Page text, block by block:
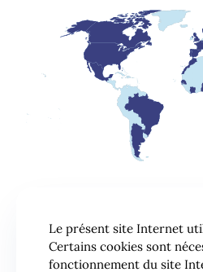
Le présent site Internet
Certains cookies sont
fonctionnement du site